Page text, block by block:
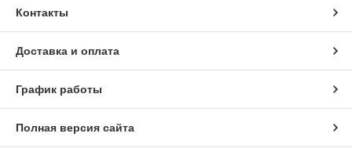
Контакты
Доставка и оплата
График работы
Полная версия сайта